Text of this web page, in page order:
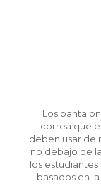
Los
correa que
deben usar de
no debajo de
los estudiantes
basados ​​en